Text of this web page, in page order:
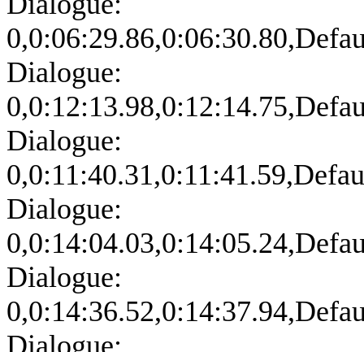
Dialogue:
Dialogue:
Dialogue:
Dialogue:
Dialogue: